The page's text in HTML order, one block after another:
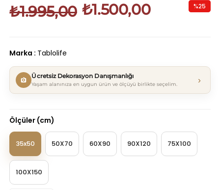
₺1.995,00 ₺1.500,00 %25
Marka : Tablolife
Ücretsiz Dekorasyon Danışmanlığı
Yaşam alanınıza en uygun ürün ve ölçüyü birlikte seçelim. ›
Ölçüler (cm)
35x50 50X70 60X90 90X120 75X100
100X150